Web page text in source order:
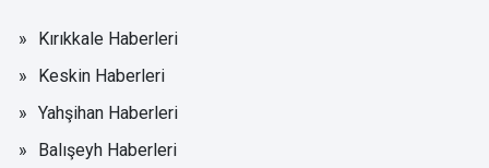
Kırıkkale Haberleri
Keskin Haberleri
Yahşihan Haberleri
Balışeyh Haberleri